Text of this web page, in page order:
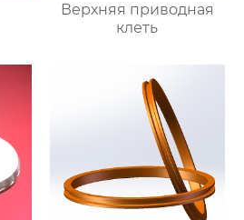
Верхняя приводная
клеть